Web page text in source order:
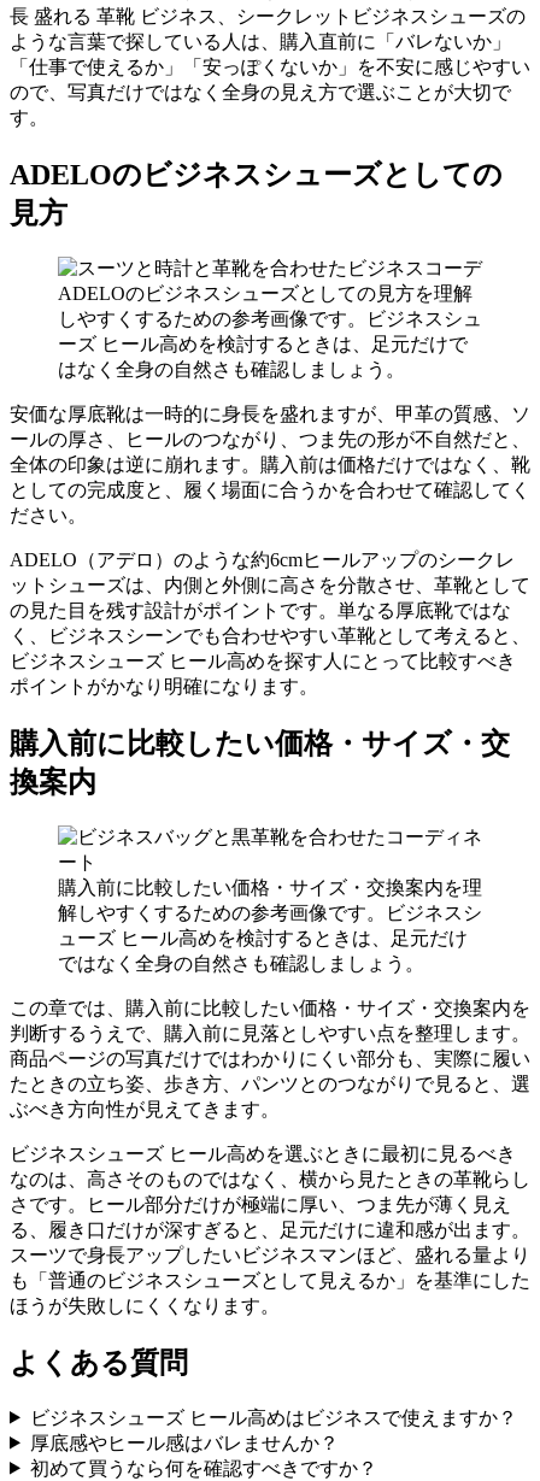
長 盛れる 革靴 ビジネス、シークレットビジネスシューズの
ような言葉で探している人は、購入直前に「バレないか」
「仕事で使えるか」「安っぽくないか」を不安に感じやすい
ので、写真だけではなく全身の見え方で選ぶことが大切で
す。
ADELOのビジネスシューズとしての
見方
ADELOのビジネスシューズとしての見方を理解
しやすくするための参考画像です。ビジネスシュ
ーズ ヒール高めを検討するときは、足元だけで
はなく全身の自然さも確認しましょう。
安価な厚底靴は一時的に身長を盛れますが、甲革の質感、ソ
ールの厚さ、ヒールのつながり、つま先の形が不自然だと、
全体の印象は逆に崩れます。購入前は価格だけではなく、靴
としての完成度と、履く場面に合うかを合わせて確認してく
ださい。
ADELO（アデロ）のような約6cmヒールアップのシークレ
ットシューズは、内側と外側に高さを分散させ、革靴として
の見た目を残す設計がポイントです。単なる厚底靴ではな
く、ビジネスシーンでも合わせやすい革靴として考えると、
ビジネスシューズ ヒール高めを探す人にとって比較すべき
ポイントがかなり明確になります。
購入前に比較したい価格・サイズ・交
換案内
購入前に比較したい価格・サイズ・交換案内を理
解しやすくするための参考画像です。ビジネスシ
ューズ ヒール高めを検討するときは、足元だけ
ではなく全身の自然さも確認しましょう。
この章では、購入前に比較したい価格・サイズ・交換案内を
判断するうえで、購入前に見落としやすい点を整理します。
商品ページの写真だけではわかりにくい部分も、実際に履い
たときの立ち姿、歩き方、パンツとのつながりで見ると、選
ぶべき方向性が見えてきます。
ビジネスシューズ ヒール高めを選ぶときに最初に見るべき
なのは、高さそのものではなく、横から見たときの革靴らし
さです。ヒール部分だけが極端に厚い、つま先が薄く見え
る、履き口だけが深すぎると、足元だけに違和感が出ます。
スーツで身長アップしたいビジネスマンほど、盛れる量より
も「普通のビジネスシューズとして見えるか」を基準にした
ほうが失敗しにくくなります。
よくある質問
ビジネスシューズ ヒール高めはビジネスで使えますか？
厚底感やヒール感はバレませんか？
初めて買うなら何を確認すべきですか？